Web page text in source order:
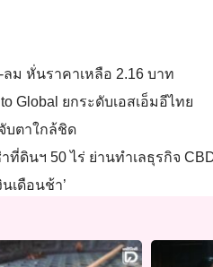
ม หั่นราคาเหลือ 2.16 บาท
Global ยกระดับเอสเอ็มอีไทย
บตาใกล้ชิด
ที่ดินฯ 50 ไร่ ย่านทำเลธุรกิจ
เดือนช้า’